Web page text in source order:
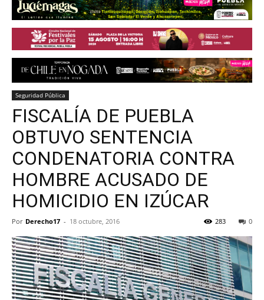
Seguridad Pública
FISCALÍA DE PUEBLA
OBTUVO SENTENCIA
CONDENATORIA CONTRA
HOMBRE ACUSADO DE
HOMICIDIO EN IZÚCAR
Por Derecho17 - 18 octubre, 2016 0
283